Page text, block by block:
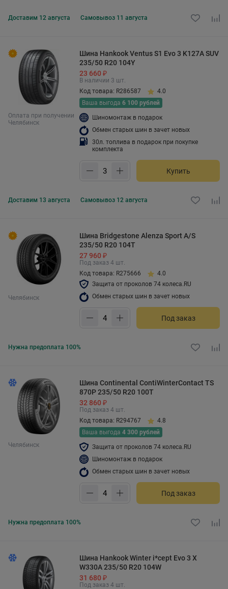
Доставим 12 августа Самовывоз 11 августа
Оплата при получении
Челябинск
Шина Hankook Ventus S1 Evo 3 K127A SUV
235/50 R20 104Y
23 660 ₽
В наличии 3 шт.
Код товара: R286587
4.0
Ваша выгода 6 100 рублей
Шиномонтаж в подарок
Обмен старых шин в зачет новых
30л. топлива в подарок при покупке
комплекта
Купить
Доставим 13 августа Самовывоз 12 августа
Челябинск
Шина Bridgestone Alenza Sport A/S
235/50 R20 104T
27 960 ₽
Под заказ 4 шт.
Код товара: R275666
4.0
Защита от проколов 74 колеса.RU
Обмен старых шин в зачет новых
Под заказ
Нужна предоплата 100%
Челябинск
Шина Continental ContiWinterContact TS
870P 235/50 R20 100T
32 860 ₽
Под заказ 4 шт.
Код товара: R294767
4.8
Ваша выгода 4 300 рублей
Защита от проколов 74 колеса.RU
Шиномонтаж в подарок
Обмен старых шин в зачет новых
Под заказ
Нужна предоплата 100%
Шина Hankook Winter i*cept Evo 3 X
W330A 235/50 R20 104W
31 680 ₽
Под заказ 4 шт.